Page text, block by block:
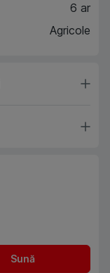
6 ar
Agricole
Sună